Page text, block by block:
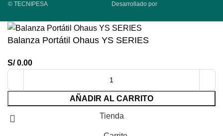
© TECNIPESA Desarrollado por
Balanza Portátil Ohaus YS SERIES
S/0.00
AÑADIR AL CARRITO
Tienda